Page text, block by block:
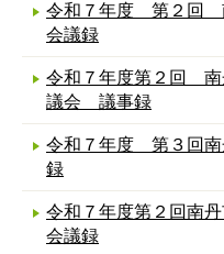
令和７年度 第２回
会議録
令和７年度第２回 南
議会 議事録
令和７年度 第３回南
録
令和７年度第２回南
会議録